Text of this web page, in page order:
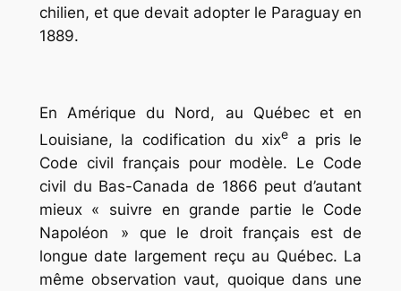
chilien, et que devait adopter le Paraguay en
1889.
En Amérique du Nord, au Québec et en
Louisiane, la codification du xixe
a pris le
Code civil français pour modèle. Le Code
civil du Bas-Canada de 1866 peut d’autant
mieux « suivre en grande partie le Code
Napoléon » que le droit français est de
longue date largement reçu au Québec. La
même observation vaut, quoique dans une